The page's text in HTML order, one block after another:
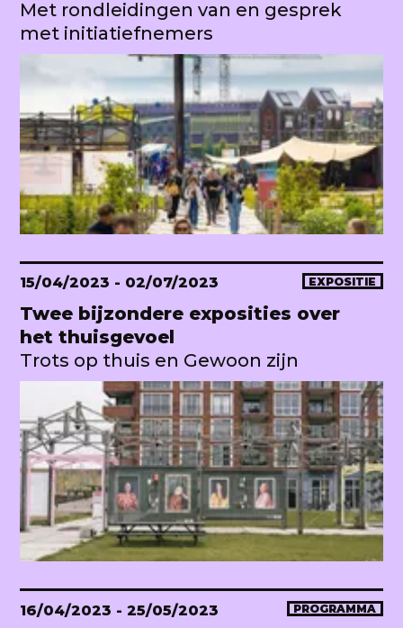
Met rondleidingen van en gesprek
met initiatiefnemers
15/04/2023 - 02/07/2023 EXPOSITIE
Twee bijzondere exposities over
het thuisgevoel
Trots op thuis en Gewoon zijn
16/04/2023 - 25/05/2023 PROGRAMMA